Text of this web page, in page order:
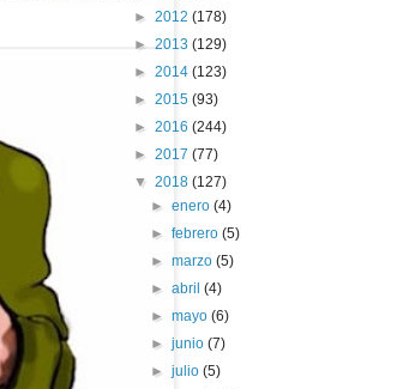
► 2012 (178)
► 2013 (129)
► 2014 (123)
► 2015 (93)
► 2016 (244)
► 2017 (77)
▼ 2018 (127)
►enero(4)
►febrero(5)
►marzo(5)
►abril(4)
►mayo(6)
►junio(7)
►julio(5)